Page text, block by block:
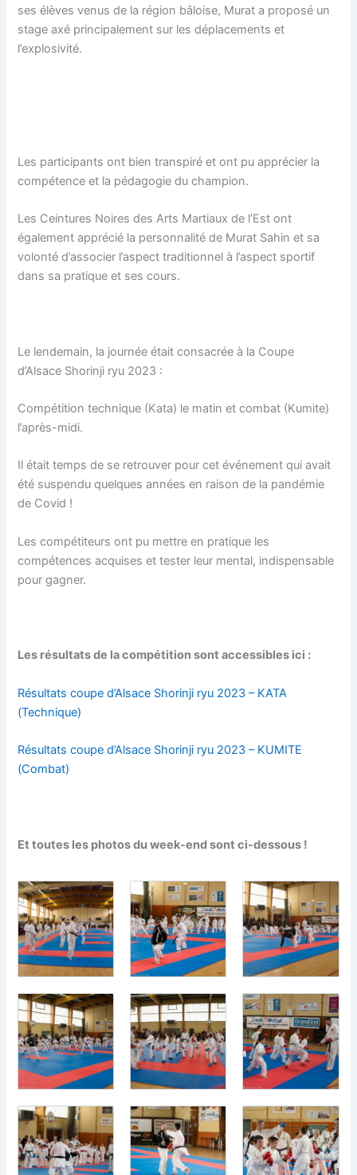
ses élèves venus de la région bâloise, Murat a proposé un
stage axé principalement sur les déplacements et
l’explosivité.
Les participants ont bien transpiré et ont pu apprécier la
compétence et la pédagogie du champion.
Les Ceintures Noires des Arts Martiaux de l’Est ont
également apprécié la personnalité de Murat Sahin et sa
volonté d’associer l’aspect traditionnel à l’aspect sportif
dans sa pratique et ses cours.
Le lendemain, la journée était consacrée à la Coupe
d’Alsace Shorinji ryu 2023 :
Compétition technique (Kata) le matin et combat (Kumite)
l’après-midi.
Il était temps de se retrouver pour cet événement qui avait
été suspendu quelques années en raison de la pandémie
de Covid !
Les compétiteurs ont pu mettre en pratique les
compétences acquises et tester leur mental, indispensable
pour gagner.
Les résultats de la compétition sont accessibles ici :
Résultats coupe d’Alsace Shorinji ryu 2023 – KATA
(Technique)
Résultats coupe d’Alsace Shorinji ryu 2023 – KUMITE
(Combat)
Et toutes les photos du week-end sont ci-dessous !